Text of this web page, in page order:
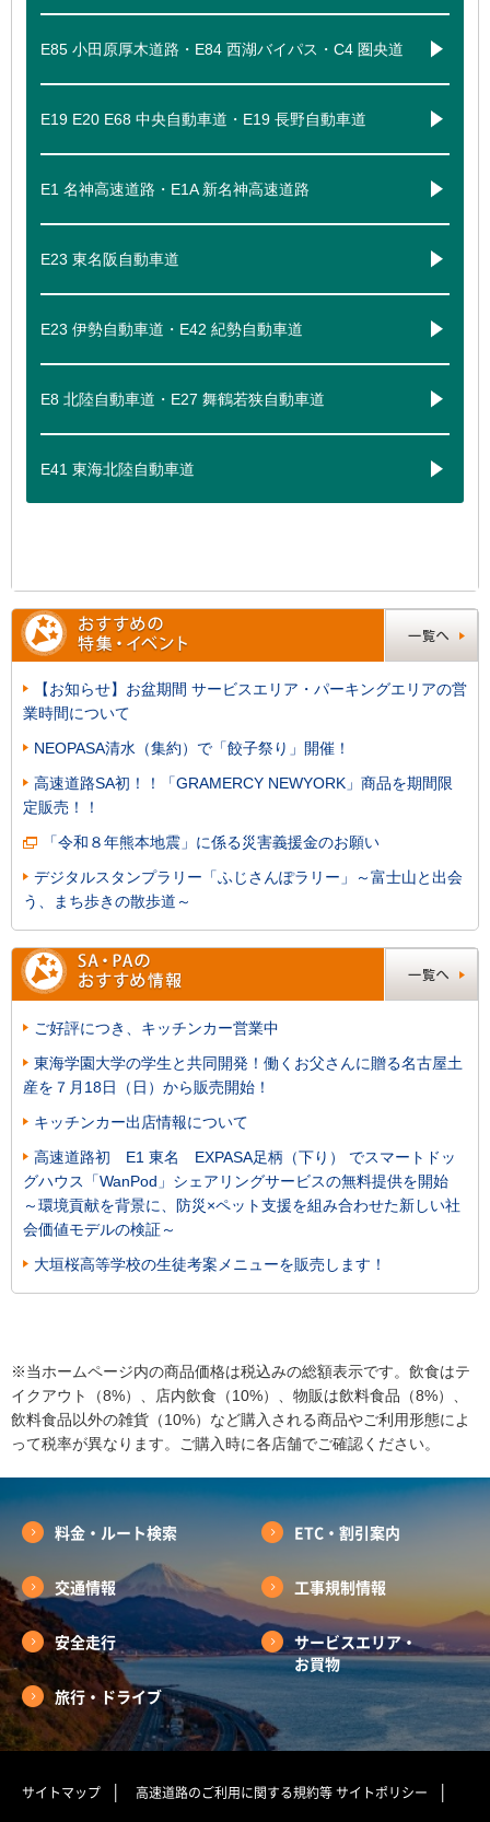
E85 小田原厚木道路・E84 西湖バイパス・C4 圏央道
E19 E20 E68 中央自動車道・E19 長野自動車道
E1 名神高速道路・E1A 新名神高速道路
E23 東名阪自動車道
E23 伊勢自動車道・E42 紀勢自動車道
E8 北陸自動車道・E27 舞鶴若狭自動車道
E41 東海北陸自動車道
【お知らせ】お盆期間 サービスエリア・パーキングエリアの営
業時間について
NEOPASA清水（集約）で「餃子祭り」開催！
高速道路SA初！！「GRAMERCY NEWYORK」商品を期間限
定販売！！
「令和８年熊本地震」に係る災害義援金のお願い
デジタルスタンプラリー「ふじさんぽラリー」～富士山と出会
う、まち歩きの散歩道～
ご好評につき、キッチンカー営業中
東海学園大学の学生と共同開発！働くお父さんに贈る名古屋土
産を７月18日（日）から販売開始！
キッチンカー出店情報について
高速道路初 E1 東名 EXPASA足柄（下り） でスマートドッ
グハウス「WanPod」シェアリングサービスの無料提供を開始
～環境貢献を背景に、防災×ペット支援を組み合わせた新しい社
会価値モデルの検証～
大垣桜高等学校の生徒考案メニューを販売します！
※当ホームページ内の商品価格は税込みの総額表示です。飲食はテ
イクアウト（8%）、店内飲食（10%）、物販は飲料食品（8%）、
飲料食品以外の雑貨（10%）など購入される商品やご利用形態によ
って税率が異なります。ご購入時に各店舗でご確認ください。
料金・ルート検索 ETC・割引案内
交通情報 工事規制情報
安全走行
サービスエリア・
お買物
旅行・ドライブ
サイトマップ 高速道路のご利用に関する規約等サイトポリシー